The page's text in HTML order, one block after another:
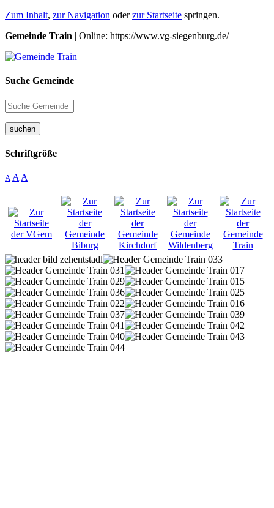
Zum Inhalt, zur Navigation oderzur Startseite springen.
Gemeinde Train | Online: https://www.vg-siegenburg.de/
Suche Gemeinde
suchen
Schriftgröße
A A A